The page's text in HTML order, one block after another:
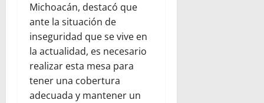
Michoacán, destacó que
ante la situación de
inseguridad que se vive en
la actualidad, es necesario
realizar esta mesa para
tener una cobertura
adecuada y mantener un